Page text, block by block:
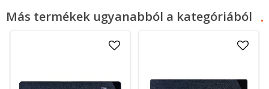
Más termékek ugyanabból a kategóriából